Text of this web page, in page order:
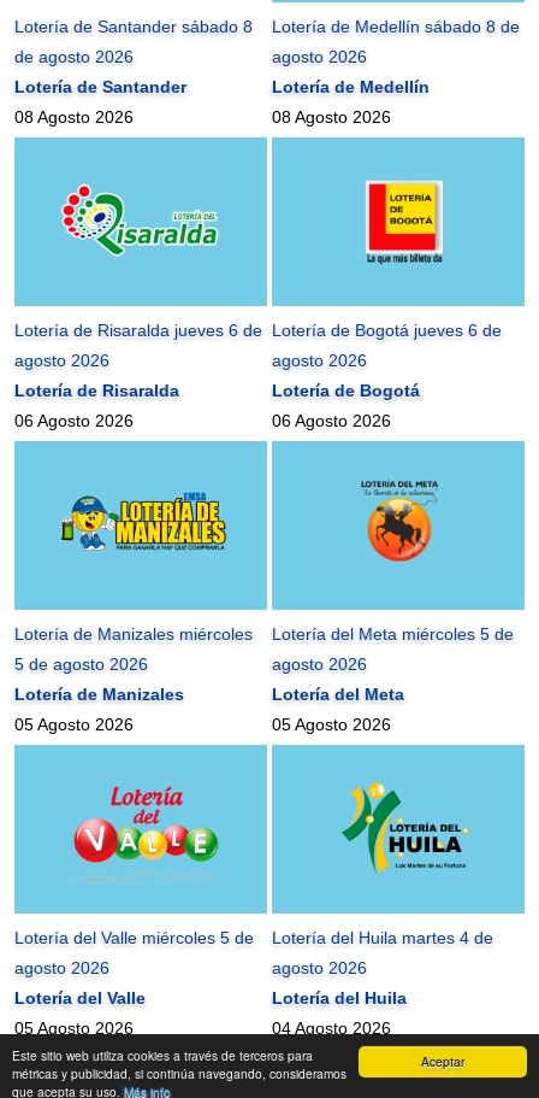
Aceptar
Este sitio web utiliza cookies a través de terceros para
métricas y publicidad, si continúa navegando, consideramos
que acepta su uso. Más info
Lotería de Santander sábado 8
de agosto 2026
Lotería de Santander
08 Agosto 2026
Lotería de Medellín sábado 8 de
agosto 2026
Lotería de Medellín
08 Agosto 2026
Lotería de Risaralda jueves 6 de
agosto 2026
Lotería de Risaralda
06 Agosto 2026
Lotería de Bogotá jueves 6 de
agosto 2026
Lotería de Bogotá
06 Agosto 2026
Lotería de Manizales miércoles
5 de agosto 2026
Lotería de Manizales
05 Agosto 2026
Lotería del Meta miércoles 5 de
agosto 2026
Lotería del Meta
05 Agosto 2026
Lotería del Valle miércoles 5 de
agosto 2026
Lotería del Valle
05 Agosto 2026
Lotería del Huila martes 4 de
agosto 2026
Lotería del Huila
04 Agosto 2026
mundonets2010-2026 ©